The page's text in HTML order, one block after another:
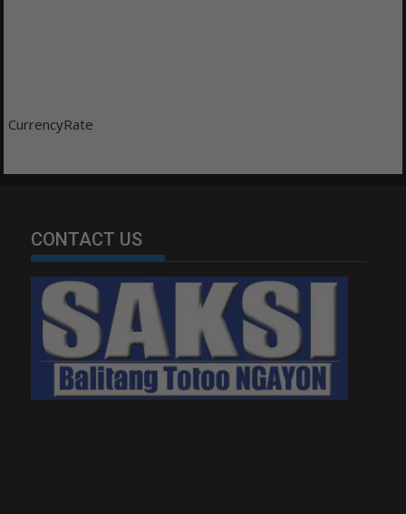
CurrencyRate
CONTACT US